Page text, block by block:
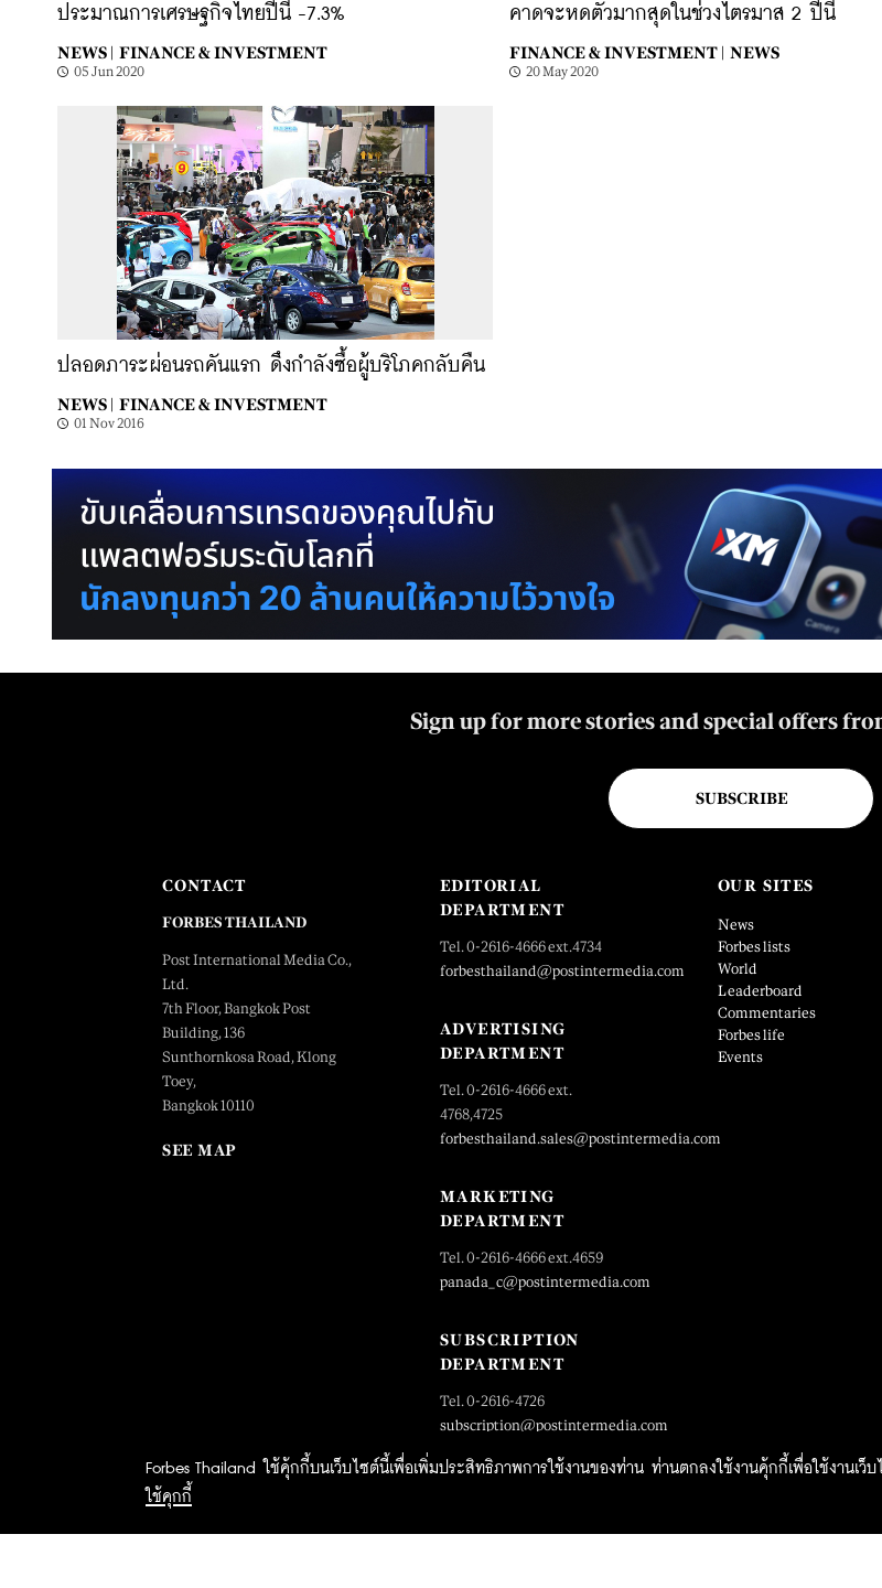
ประมาณการเศรษฐกิจไทยปีนี้ -7.3%
NEWS | FINANCE & INVESTMENT
05 Jun 2020
คาดจะหดตัวมากสุดในช่วงไตรมาส 2 ปีนี้
FINANCE & INVESTMENT | NEWS
20 May 2020
ปลอดภาระผ่อนรถคันแรก ดึงกำลังซื้อผู้บริโภคกลับคืน
NEWS | FINANCE & INVESTMENT
01 Nov 2016
Forbes Thailand ใช้คุ้กกี้บนเว็บไซต์นี้เพื่อเพิ่มประสิทธิภาพการใช้งานของท่าน ท่านตกลงใช้งานคุ้กกี้เพื่อใช้งานเว็บ
ใช้คุกกี้
Sign up for more stories and special offers
SUBSCRIBE
CONTACT
FORBES THAILAND
Post International Media Co.,
Ltd.
7th Floor, Bangkok Post
Building, 136
Sunthornkosa Road, Klong
Toey,
Bangkok 10110
SEE MAP
EDITORIAL
DEPARTMENT
Tel. 0-2616-4666 ext.4734
forbesthailand@postintermedia.com
ADVERTISING
DEPARTMENT
Tel. 0-2616-4666 ext.
4768,4725
forbesthailand.sales@postintermedia.com
MARKETING
DEPARTMENT
Tel. 0-2616-4666 ext.4659
panada_c@postintermedia.com
SUBSCRIPTION
DEPARTMENT
Tel. 0-2616-4726
subscription@postintermedia.com
OUR SITES
News
Forbes lists
World
Leaderboard
Commentaries
Forbes life
Events